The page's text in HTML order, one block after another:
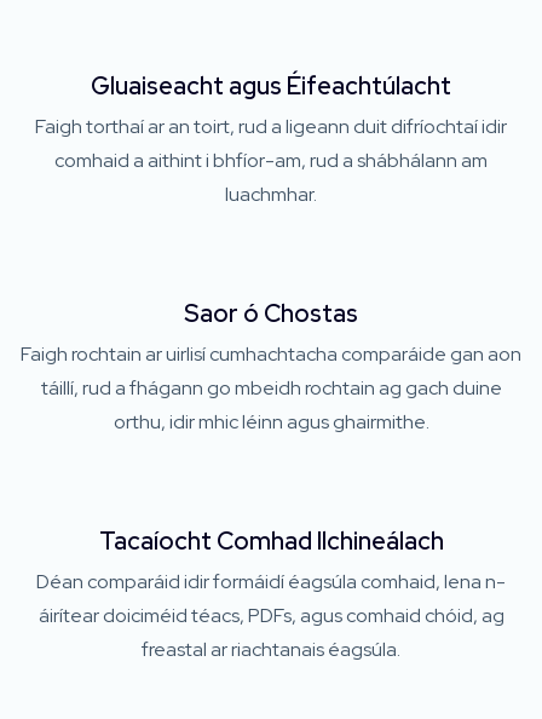
Gluaiseacht agus Éifeachtúlacht
Faigh torthaí ar an toirt, rud a ligeann duit difríochtaí idir
comhaid a aithint i bhfíor-am, rud a shábhálann am
luachmhar.
Saor ó Chostas
Faigh rochtain ar uirlisí cumhachtacha comparáide gan aon
táillí, rud a fhágann go mbeidh rochtain ag gach duine
orthu, idir mhic léinn agus ghairmithe.
Tacaíocht Comhad Ilchineálach
Déan comparáid idir formáidí éagsúla comhaid, lena n-
áirítear doiciméid téacs, PDFs, agus comhaid chóid, ag
freastal ar riachtanais éagsúla.